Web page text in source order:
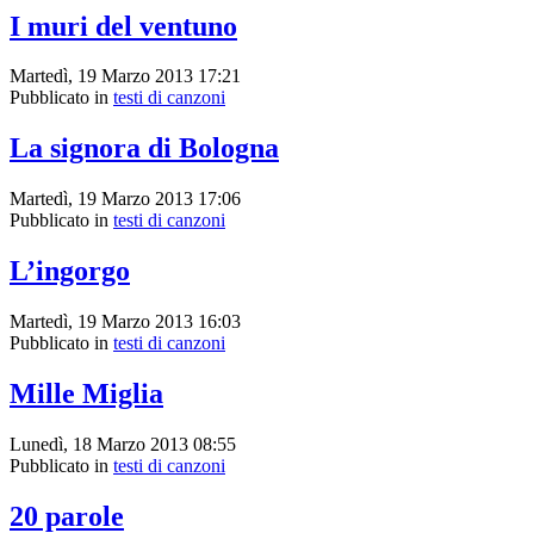
I muri del ventuno
Martedì, 19 Marzo 2013 17:21
Pubblicato in testi di canzoni
La signora di Bologna
Martedì, 19 Marzo 2013 17:06
Pubblicato in testi di canzoni
L’ingorgo
Martedì, 19 Marzo 2013 16:03
Pubblicato in testi di canzoni
Mille Miglia
Lunedì, 18 Marzo 2013 08:55
Pubblicato in testi di canzoni
20 parole